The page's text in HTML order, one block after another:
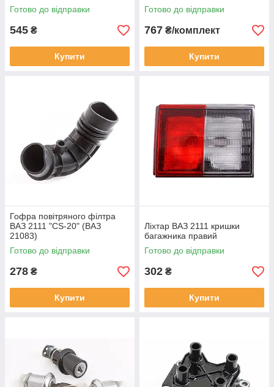
Готово до відправки
545 ₴
Купити
Готово до відправки
767 ₴/комплект
Купити
Гофра повітряного філтра
ВАЗ 2111 "CS-20" (ВАЗ
21083)
Готово до відправки
278 ₴
Купити
Ліхтар ВАЗ 2111 кришки
багажника правий
Готово до відправки
302 ₴
Купити